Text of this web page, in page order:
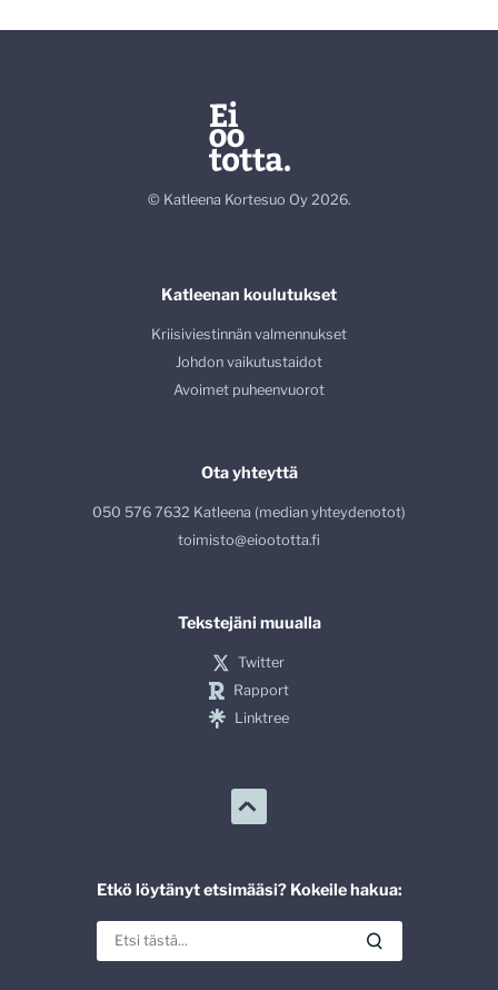
© Katleena Kortesuo Oy 2026.
Katleenan koulutukset
Kriisiviestinnän valmennukset
Johdon vaikutustaidot
Avoimet puheenvuorot
Ota yhteyttä
050 576 7632 Katleena (median yhteydenotot)
toimisto@eioototta.fi
Tekstejäni muualla
Twitter
Rapport
Linktree
Etkö löytänyt etsimääsi? Kokeile hakua: